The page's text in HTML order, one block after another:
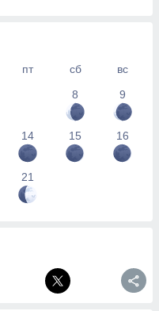
пт сб
вс
8
9
14 15 16
21